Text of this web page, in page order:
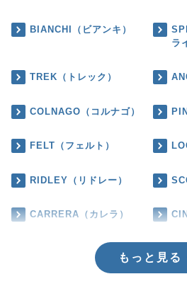
BIANCHI（ビアンキ）
ラ
TREK（トレック）
COLNAGO（コルナゴ）
FELT（フェルト）
RIDLEY（リドレー）
CARRERA（カレラ）
もっと見る